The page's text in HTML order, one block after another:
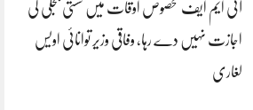
آئی ایم ایف مخصوص اوقات میں سستی بجلی کی
اجازت نہیں دے رہا، وفاقی وزیر توانائی اویس
لغاری